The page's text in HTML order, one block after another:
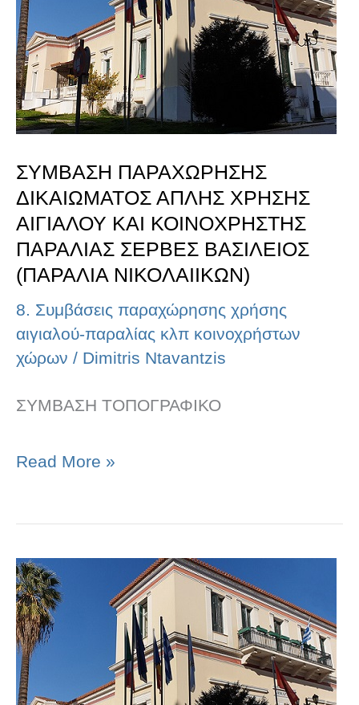
ΣΥΜΒΑΣΗ ΠΑΡΑΧΩΡΗΣΗΣ
ΔΙΚΑΙΩΜΑΤΟΣ ΑΠΛΗΣ ΧΡΗΣΗΣ
ΑΙΓΙΑΛΟΥ ΚΑΙ ΚΟΙΝΟΧΡΗΣΤΗΣ
ΠΑΡΑΛΙΑΣ ΣΕΡΒΕΣ ΒΑΣΙΛΕΙΟΣ
(ΠΑΡΑΛΙΑ ΝΙΚΟΛΑΙΙΚΩΝ)
8. Συμβάσεις παραχώρησης χρήσης
αιγιαλού-παραλίας κλπ κοινοχρήστων
χώρων / Dimitris Ntavantzis
ΣΥΜΒΑΣΗ ΤΟΠΟΓΡΑΦΙΚΟ
ΧΡΗΣΗΣ
ΑΙΓΙΑΛΟΥ
ΚΑΙ
ΚΟΙΝΟΧΡΗΣΤΗΣ
ΣΕΡΒΕΣ
ΒΑΣΙΛΕΙΟΣ
(ΠΑΡΑΛΙΑ
ΝΙΚΟΛΑΙΙΚΩΝ)
Read More »
ΣΥΜΒΑΣΗ
ΠΑΡΑΧΩΡΗΣΗΣ
ΔΙΚΑΙΩΜΑΤΟΣ
ΑΠΛΗΣ
ΧΡΗΣΗΣ